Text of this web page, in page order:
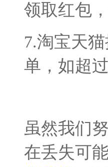
领取红包
7.淘宝天
单，如超
虽然我们
在丢失可